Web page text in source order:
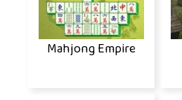
Mahjong Empire